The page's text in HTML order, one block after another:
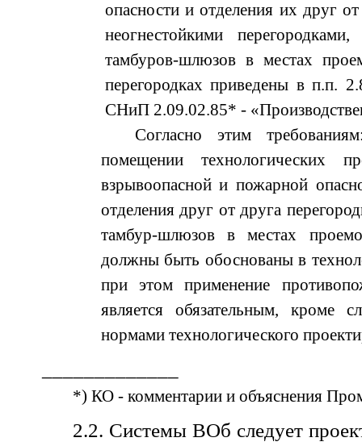
опасности и отделения их друг
неогнестойкими
тамбуров-шлюзов в местах
перегородках приведены в п.п.
СНиП 2.09.02.85* -
Согласно этим
помещении технологических
взрывоопасной и пожарной
отделения друг от друга
тамбур-шлюзов в местах
должны быть обоснованы в
при этом применение
является обязательным, кроме
нормами технологического
*) КО - комментарии и объяснения
2.2. Системы ВОб следует